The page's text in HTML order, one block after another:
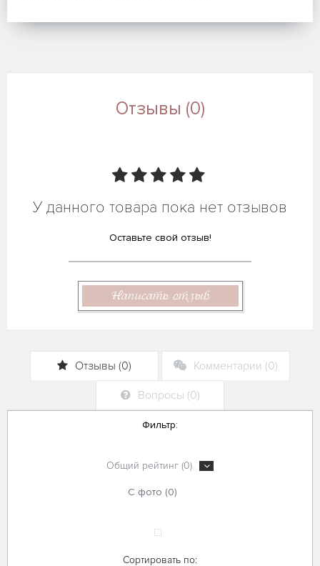
Отзывы (0)
У данного товара пока нет отзывов
Оставьте свой отзыв!
Написать отзыв
Отзывы (0) Комментарии (0)
Вопросы (0)
Фильтр:
Общий рейтинг (0)
С фото (0)
Сортировать по: